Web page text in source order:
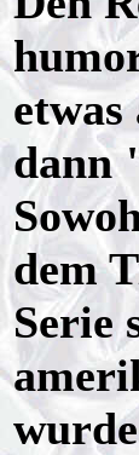
dann
dem
Serie